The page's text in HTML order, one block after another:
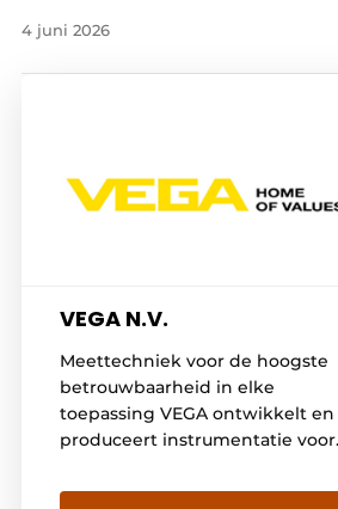
4 juni 2026
VEGA N.V.
Meettechniek voor de hoogste
betrouwbaarheid in elke
toepassing VEGA ontwikkelt en
produceert instrumentatie voor
druk en software voor het